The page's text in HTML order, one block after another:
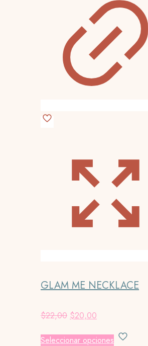
GLAM ME NECKLACE
$22,00 El
original
$20,00
actual
Seleccionar opciones Este